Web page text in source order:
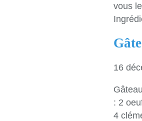
vous
16
: 2
4